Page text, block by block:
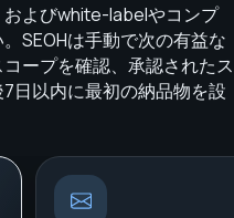
よびwhite-labelやコンプ
SEOHは手動で次の有益な
ープを確認、承認されたス
日以内に最初の納品物を設